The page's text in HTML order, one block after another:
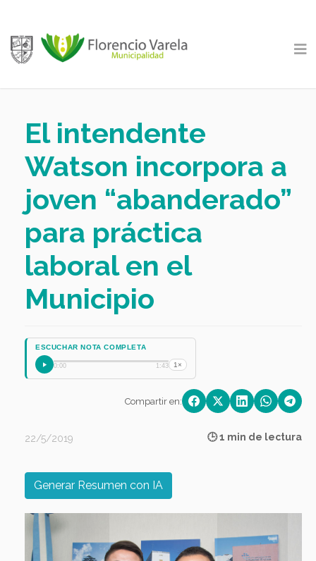
El intendente
Watson incorpora a
joven “abanderado”
para práctica
laboral en el
Municipio
ESCUCHAR NOTA COMPLETA
0:00 1:43 1×
Compartir en:
22/5/2019 🕒 1 min de lectura
Generar Resumen con IA